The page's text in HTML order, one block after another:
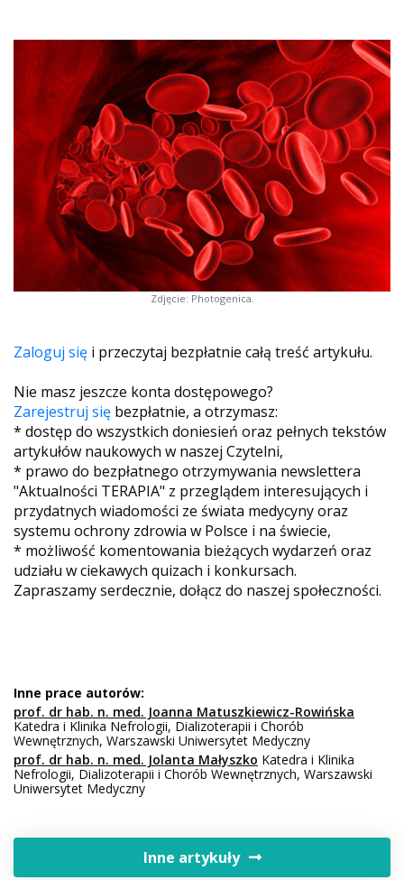
Zdjęcie: Photogenica.
Zaloguj się i przeczytaj bezpłatnie całą treść artykułu.
Nie masz jeszcze konta dostępowego?
Zarejestruj się bezpłatnie, a otrzymasz:
* dostęp do wszystkich doniesień oraz pełnych tekstów
artykułów naukowych w naszej Czytelni,
* prawo do bezpłatnego otrzymywania newslettera
"Aktualności TERAPIA" z przeglądem interesujących i
przydatnych wiadomości ze świata medycyny oraz
systemu ochrony zdrowia w Polsce i na świecie,
* możliwość komentowania bieżących wydarzeń oraz
udziału w ciekawych quizach i konkursach.
Zapraszamy serdecznie, dołącz do naszej społeczności.
Inne prace autorów:
prof. dr hab. n. med. Joanna Matuszkiewicz-Rowińska
Katedra i Klinika Nefrologii, Dializoterapii i Chorób
Wewnętrznych, Warszawski Uniwersytet Medyczny
prof. dr hab. n. med. Jolanta Małyszko Katedra i Klinika
Nefrologii, Dializoterapii i Chorób Wewnętrznych, Warszawski
Uniwersytet Medyczny
Inne artykuły